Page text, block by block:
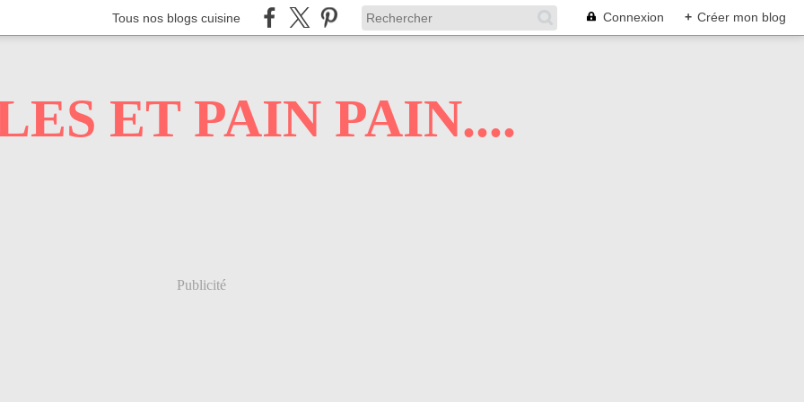
Tous nos blogs cuisine Connexion + Créer mon blog
ET PAIN PAIN....
Publicité